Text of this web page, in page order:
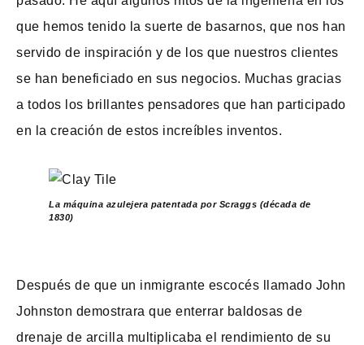
que hemos tenido la suerte de basarnos, que nos han
servido de inspiración y de los que nuestros clientes
se han beneficiado en sus negocios. Muchas gracias
a todos los brillantes pensadores que han participado
en la creación de estos increíbles inventos.
La máquina azulejera patentada por Scraggs (década de
1830)
Después de que un inmigrante escocés llamado John
Johnston demostrara que enterrar baldosas de
drenaje de arcilla multiplicaba el rendimiento de su